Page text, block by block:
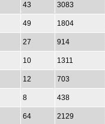
43 3083
49 1804
27 914
10 1311
12 703
8 438
64 2129